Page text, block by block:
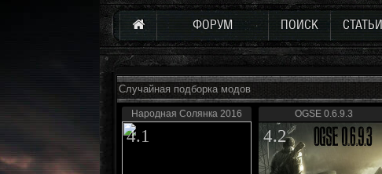
ФОРУМ ПОИСК СТАТЬИ
Случайная подборка модов
Народная Солянка 2016
4.1
OGSE 0.6.9.3
4.2